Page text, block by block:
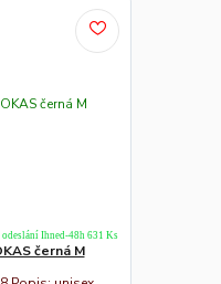
černá M
odeslání Ihned-48h 631 Ks